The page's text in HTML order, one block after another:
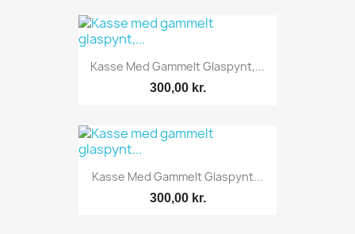
Kasse Med Gammelt Glaspynt,...
300,00 kr.
Kasse Med Gammelt Glaspynt...
300,00 kr.